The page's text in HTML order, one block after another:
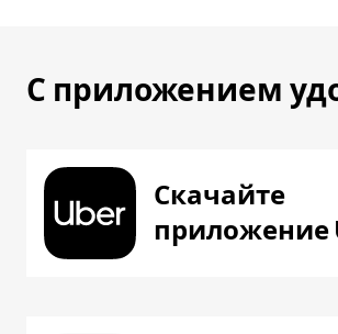
С приложением
Скачайте
приложение